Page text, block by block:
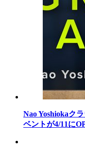
Nao Yoshiokaク
ベントが4/11に